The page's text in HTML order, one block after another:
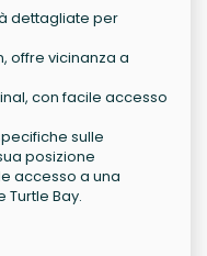
dettagliate per
offre vicinanza a
con facile accesso
sulle
posizione
accesso a una
Bay.